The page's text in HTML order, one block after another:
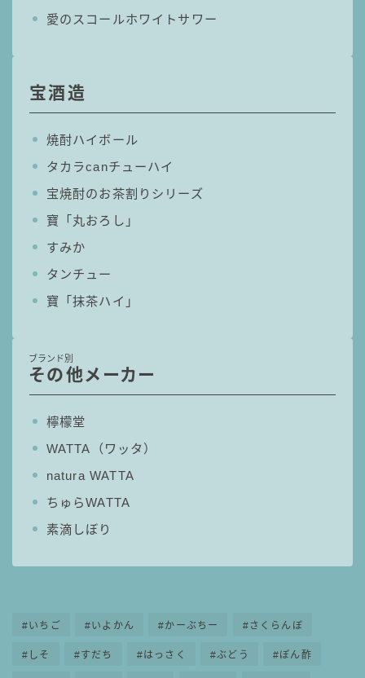
愛のスコールホワイトサワー
宝酒造
焼酎ハイボール
タカラcanチューハイ
宝焼酎のお茶割りシリーズ
寶「丸おろし」
すみか
タンチュー
寶「抹茶ハイ」
ブランド別
その他メーカー
檸檬堂
WATTA（ワッタ）
natura WATTA
ちゅらWATTA
素滴しぼり
いちご いよかん かーぶちー さくらんぼ
しそ すだち はっさく ぶどう ぽん酢
毎日更新